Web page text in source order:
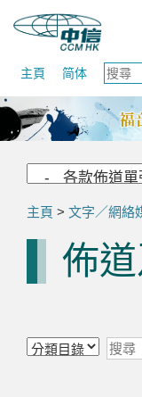
主頁 简体
主頁 > 文字／網絡
佈